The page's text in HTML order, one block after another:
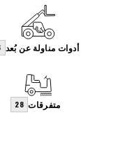
أدوات مناولة عن بُعد
متفرقات 28